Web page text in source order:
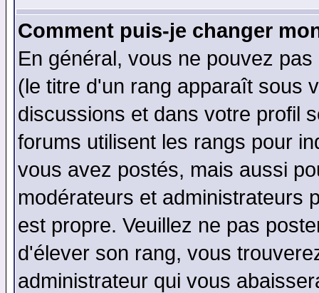
Comment puis-je changer
En général, vous ne pouvez
(le titre d'un rang apparaît sous
discussions et dans votre profil
forums utilisent les rangs pour
vous avez postés, mais aussi
modérateurs et administrateurs
est propre. Veuillez ne pas
d'élever son rang, vous
administrateur qui vous